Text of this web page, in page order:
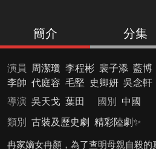
簡介 分集
演員 周潔瓊 李程彬 裴子添 藍博
李帥 代庭容 毛堅 史卿妍 吳念軒
導演 吳天戈 葉田 國別
中國
類別
古裝及歷史劇 精彩陸劇✨
冉家嫡女冉顏，為了查明母親自殺